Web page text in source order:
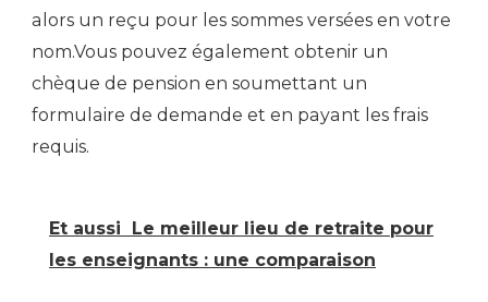
alors un reçu pour les sommes versées en votre
nom.Vous pouvez également obtenir un
chèque de pension en soumettant un
formulaire de demande et en payant les frais
requis.
Et aussi
Le meilleur lieu de retraite pour
les enseignants : une comparaison